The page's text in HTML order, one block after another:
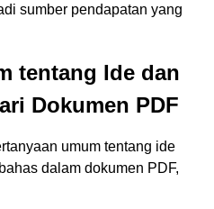
sumber pendapatan yang
tentang Ide dan
Dokumen PDF
umum tentang ide
dalam dokumen PDF,